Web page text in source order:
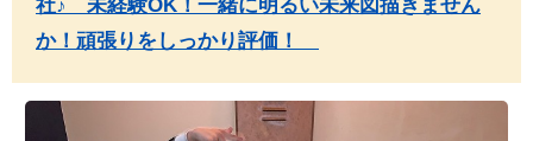
社♪ 未経験OK！一緒に明るい未来図描きません
か！頑張りをしっかり評価！